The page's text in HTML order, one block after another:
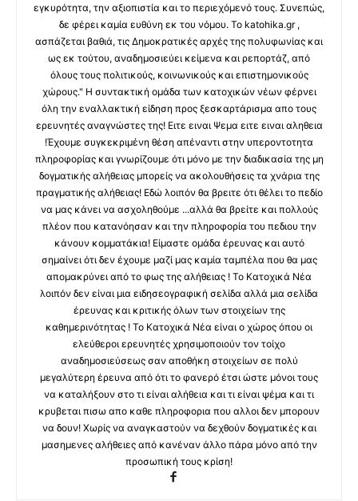
εγκυρότητα, την αξιοπιστία και το περιεχόμενό τους. Συνεπώς,
δε φέρει καμία ευθύνη εκ του νόμου. Το katohika.gr ,
ασπάζεται βαθιά, τις Δημοκρατικές αρχές της πολυφωνίας και
ως εκ τούτου, αναδημοσιεύει κείμενα και ρεπορτάζ, από
όλους τους πολιτικούς, κοινωνικούς και επιστημονικούς
χώρους." Η συντακτική ομάδα των κατοχικών νέων φέρνει
όλη την εναλλακτική είδηση προς ξεσκαρτάρισμα απο τους
ερευνητές αναγνώστες της! Ειτε ειναι Ψεμα ειτε ειναι αληθεια
!Έχουμε συγκεκριμένη θέση απέναντι στην υπεροντοτητα
πληροφορίας και γνωρίζουμε ότι μόνο με την διαδικασία της μη
δογματικής αλήθειας μπορείς να ακολουθήσεις τα χνάρια της
πραγματικής αλήθειας! Εδώ λοιπόν θα βρειτε ότι θέλει το πεδίο
να μας κάνει να ασχοληθούμε ...αλλά θα βρείτε και πολλούς
πλέον που κατανόησαν και την πληροφορία του πεδιου την
κάνουν κομματάκια! Είμαστε ομάδα έρευνας και αυτό
σημαίνει ότι δεν έχουμε μαζί μας καμία ταμπέλα που θα μας
απομακρύνει από το φως της αλήθειας ! Το Κατοχικά Νέα
λοιπόν δεν είναι μια ειδησεογραφική σελίδα αλλά μια σελίδα
έρευνας και κριτικής όλων των στοιχείων της
καθημερινότητας ! Το Κατοχικά Νέα είναι ο χώρος όπου οι
ελεύθεροι ερευνητές χρησιμοποιούν τον τοίχο
αναδημοσιεύσεως σαν αποθήκη στοιχείων σε πολύ
μεγαλύτερη έρευνα από ότι το φανερό έτσι ώστε μόνοι τους
να καταλήξουν στο τι είναι αλήθεια και τι είναι ψέμα και τι
κρυβεται πισω απο καθε πληροφορια που αλλοι δεν μπορουν
να δουν! Χωρίς να αναγκαστούν να δεχθούν δογματικές και
μασημενες αλήθειες από κανέναν άλλο πάρα μόνο από την
προσωπική τους κρίση!